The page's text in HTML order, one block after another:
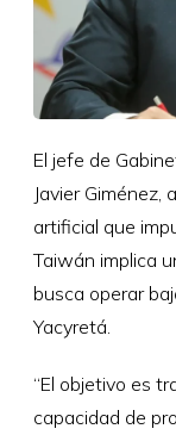
El jefe de
Javier
artificial que
Taiwán implica
busca operar
Yacyretá.
“El objetivo es
capacidad de